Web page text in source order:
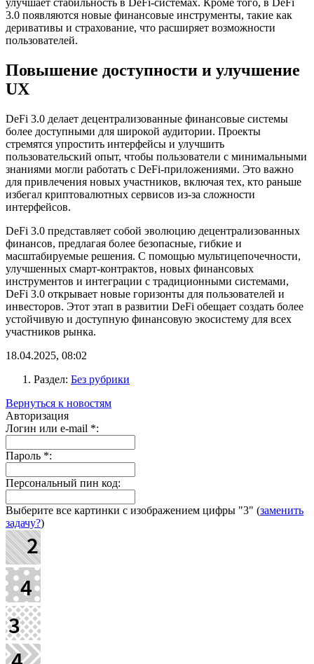
улучшает стабильность в DeFi-системах. Кроме того, в DeFi
3.0 появляются новые финансовые инструменты, такие как
деривативы и страхование, что расширяет возможности
пользователей.
Повышение доступности и улучшение
UX
DeFi 3.0 делает децентрализованные финансовые системы
более доступными для широкой аудитории. Проекты
стремятся упростить интерфейсы и улучшить
пользовательский опыт, чтобы пользователи с минимальными
знаниями могли работать с DeFi-приложениями. Это важно
для привлечения новых участников, включая тех, кто раньше
избегал криптовалютных сервисов из-за сложности
интерфейсов.
DeFi 3.0 представляет собой эволюцию децентрализованных
финансов, предлагая более безопасные, гибкие и
масштабируемые решения. С помощью мультицепочечности,
улучшенных смарт-контрактов, новых финансовых
инструментов и интеграции с традиционными системами,
DeFi 3.0 открывает новые горизонты для пользователей и
инвесторов. Этот этап в развитии DeFi обещает создать более
устойчивую и доступную финансовую экосистему для всех
участников рынка.
18.04.2025, 08:02
Раздел: Без рубрики
Вернуться к новостям
Авторизация
Логин или e-mail *:
Пароль *:
Персональный пин код:
Выберите все картинки с изображением цифры "3" (заменить
задачу?)